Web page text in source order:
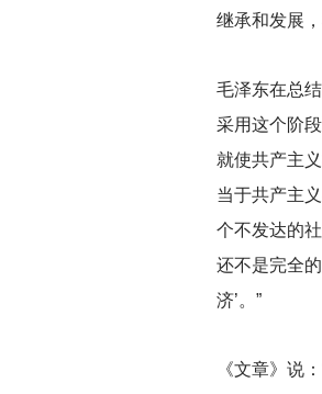
继承和发展，
毛泽东在总
采用这个阶
就使共产主
当于共产主
个不发达的
还不是完全
济’。”
《文章》说